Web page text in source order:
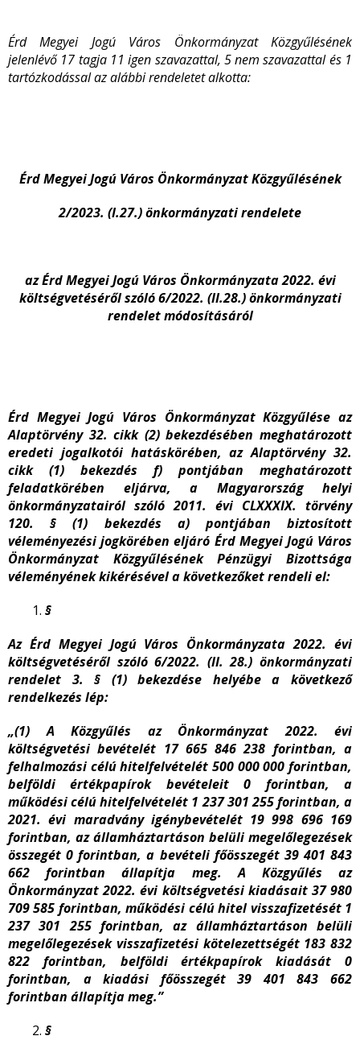
Érd Megyei Jogú Város Önkormányzat Közgyűlésének
jelenlévő 17 tagja 11 igen szavazattal, 5 nem szavazattal és 1
tartózkodással az alábbi rendeletet alkotta:
Érd Megyei Jogú Város Önkormányzat Közgyűlésének
2/2023. (I.27.) önkormányzati rendelete
az Érd Megyei Jogú Város Önkormányzata 2022. évi
költségvetéséről szóló 6/2022. (II.28.) önkormányzati
rendelet módosításáról
Érd Megyei Jogú Város Önkormányzat Közgyűlése az
Alaptörvény 32. cikk (2) bekezdésében meghatározott
eredeti jogalkotói hatáskörében, az Alaptörvény 32.
cikk (1) bekezdés f) pontjában meghatározott
feladatkörében eljárva, a Magyarország helyi
önkormányzatairól szóló 2011. évi CLXXXIX. törvény
120. § (1) bekezdés a) pontjában biztosított
véleményezési jogkörében eljáró Érd Megyei Jogú Város
Önkormányzat Közgyűlésének Pénzügyi Bizottsága
véleményének kikérésével a következőket rendeli el:
§
Az Érd Megyei Jogú Város Önkormányzata 2022. évi
költségvetéséről szóló 6/2022. (II. 28.) önkormányzati
rendelet 3. § (1) bekezdése helyébe a következő
rendelkezés lép:
„(1) A Közgyűlés az Önkormányzat 2022. évi
költségvetési bevételét 17 665 846 238 forintban, a
felhalmozási célú hitelfelvételét 500 000 000 forintban,
belföldi értékpapírok bevételeit 0 forintban, a
működési célú hitelfelvételét 1 237 301 255 forintban, a
2021. évi maradvány igénybevételét 19 998 696 169
forintban, az államháztartáson belüli megelőlegezések
összegét 0 forintban, a bevételi főösszegét 39 401 843
662 forintban állapítja meg. A Közgyűlés az
Önkormányzat 2022. évi költségvetési kiadásait 37 980
709 585 forintban, működési célú hitel visszafizetését 1
237 301 255 forintban, az államháztartáson belüli
megelőlegezések visszafizetési kötelezettségét 183 832
822 forintban, belföldi értékpapírok kiadását 0
forintban, a kiadási főösszegét 39 401 843 662
forintban állapítja meg.”
§